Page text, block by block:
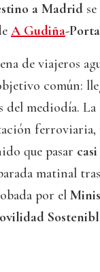
a Madrid
A Gudiña-
de viajeros
común:
del mediodía. La
ferroviaria,
que pasar
matinal
por el